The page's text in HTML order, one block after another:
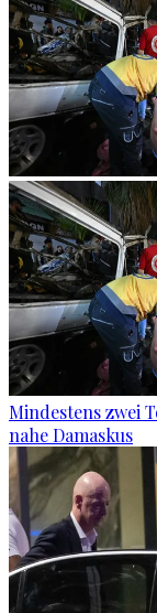
Mindestens zwei
nahe Damaskus